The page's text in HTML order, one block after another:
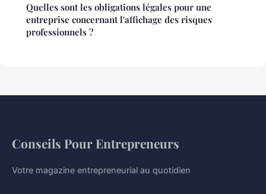
Quelles sont les obligations légales pour une
entreprise concernant l'affichage des risques
professionnels ?
Conseils Pour Entrepreneurs
Votre magazine entrepreneurial au quotidien